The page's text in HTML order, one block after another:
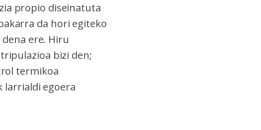
propio diseinatuta
da hori egiteko
ere. Hiru
bizi den;
termikoa
larrialdi egoera